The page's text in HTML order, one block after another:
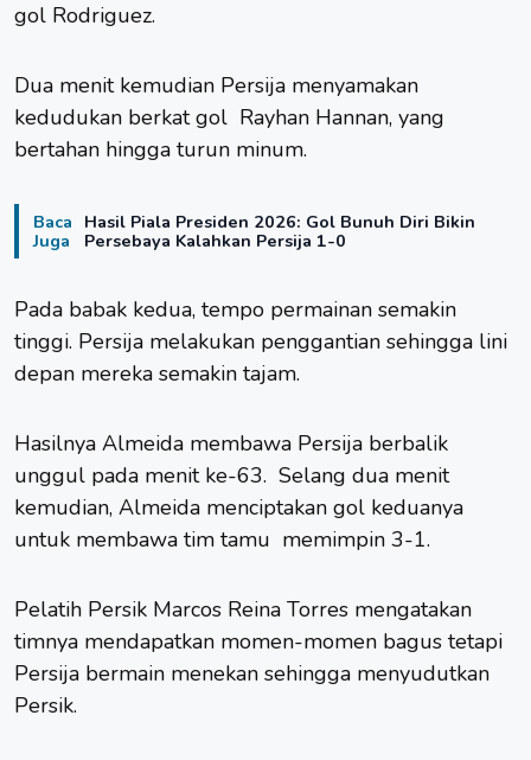
gol Rodriguez.
Dua menit kemudian Persija menyamakan
kedudukan berkat gol Rayhan Hannan, yang
bertahan hingga turun minum.
Baca
Juga
Hasil Piala Presiden 2026: Gol Bunuh Diri Bikin
Persebaya Kalahkan Persija 1-0
Pada babak kedua, tempo permainan semakin
tinggi. Persija melakukan penggantian sehingga lini
depan mereka semakin tajam.
Hasilnya Almeida membawa Persija berbalik
unggul pada menit ke-63. Selang dua menit
kemudian, Almeida menciptakan gol keduanya
untuk membawa tim tamu memimpin 3-1.
Pelatih Persik Marcos Reina Torres mengatakan
timnya mendapatkan momen-momen bagus tetapi
Persija bermain menekan sehingga menyudutkan
Persik.